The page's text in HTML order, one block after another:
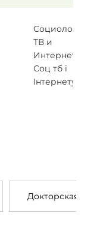
Социология
ТВ и
Интернета/
Соц тб і
Інтернету
Докторская